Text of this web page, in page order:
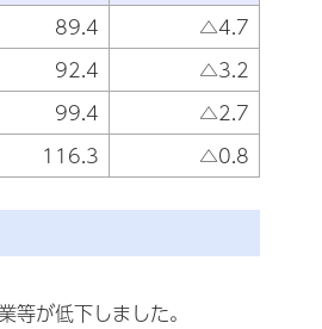
89.4
△4.7
92.4
△3.2
99.4
△2.7
116.3 △0.8
が低下しました。